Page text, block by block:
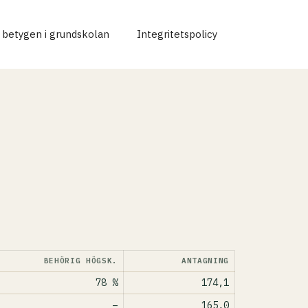
i grundskolan Integritetspolicy
BEHÖRIG HÖGSK. ANTAGNING
78 %
174,1
– 165,0